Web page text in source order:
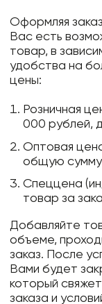
Оформляя
Вас есть
товар, в
удобства на
цены:
Розничная
000 рублей,
Оптовая
общую сумму
Спеццена
товар за
Добавляйте
объеме,
заказ. После
Вами будет
который
заказа и